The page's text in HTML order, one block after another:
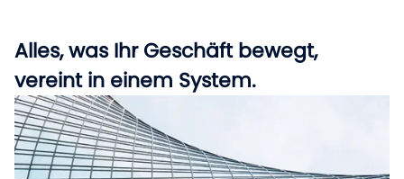
Alles, was Ihr Geschäft bewegt,
vereint in einem System.